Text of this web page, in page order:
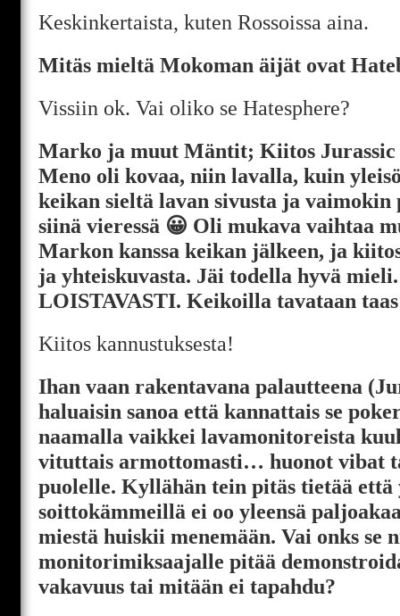
Keskinkertaista, kuten Rossoissa aina.
Mitäs mieltä Mokoman äijät ovat
Vissiin ok. Vai oliko se Hatesphere?
Marko ja muut Mäntit; Kiitos Jurassic
Meno oli kovaa, niin lavalla, kuin
keikan sieltä lavan sivusta ja
siinä vieressä 😀 Oli mukava vaihtaa
Markon kanssa keikan jälkeen, ja
ja yhteiskuvasta. Jäi todella hyvä
LOISTAVASTI. Keikoilla tavataan
Kiitos kannustuksesta!
Ihan vaan rakentavana palautteena
haluaisin sanoa että kannattais se
naamalla vaikkei lavamonitoreista
vituttais armottomasti… huonot vibat
puolelle. Kyllähän tein pitäs tietää että
soittokämmeillä ei oo yleensä
miestä huiskii menemään. Vai onks se
monitorimiksaajalle pitää
vakavuus tai mitään ei tapahdu?